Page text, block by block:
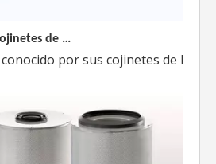
por sus cojinetes de